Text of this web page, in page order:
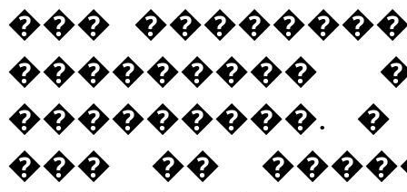
���
���������
���������. �
��� ��